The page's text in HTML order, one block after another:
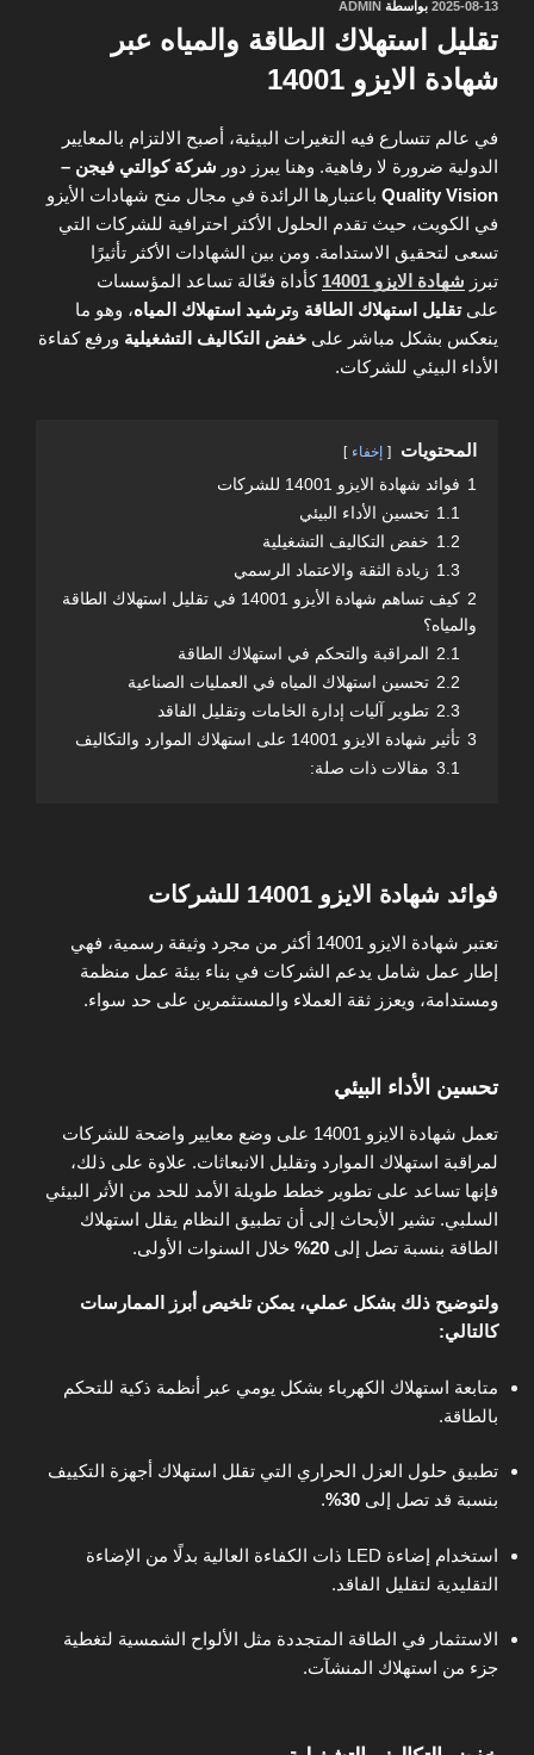
نُشر
2025-08-13 بواسطة ADMIN
تقليل استهلاك الطاقة والمياه عبر
شهادة الايزو 14001
في عالم تتسارع فيه التغيرات البيئية، أصبح الالتزام بالمعايير
الدولية ضرورة لا رفاهية. وهنا يبرز دور شركة كوالتي فيجن –
Quality Vision باعتبارها الرائدة في مجال منح شهادات الأيزو
في الكويت، حيث تقدم الحلول الأكثر احترافية للشركات التي
تسعى لتحقيق الاستدامة. ومن بين الشهادات الأكثر تأثيرًا
تبرز شهادة الايزو 14001
كأداة فعّالة تساعد المؤسسات
علىتقليل استهلاك الطاقة وترشيد استهلاك المياه، وهو ما
ينعكس بشكل مباشر على خفض التكاليف التشغيلية ورفع كفاءة
الأداء البيئي للشركات.
المحتويات إخفاء
1 فوائد شهادة الايزو 14001 للشركات
1.1 تحسين الأداء البيئي
1.2 خفض التكاليف التشغيلية
1.3 زيادة الثقة والاعتماد الرسمي
2
كيف تساهم شهادة الأيزو 14001 في تقليل استهلاك الطاقة
والمياه؟
2.1 المراقبة والتحكم في استهلاك الطاقة
2.2 تحسين استهلاك المياه في العمليات الصناعية
2.3 تطوير آليات إدارة الخامات وتقليل الفاقد
3 تأثير شهادة الايزو 14001 على استهلاك الموارد والتكاليف
3.1 مقالات ذات صلة:
فوائد شهادة الايزو 14001 للشركات
تعتبر شهادة الايزو 14001 أكثر من مجرد وثيقة رسمية، فهي
إطار عمل شامل يدعم الشركات في بناء بيئة عمل منظمة
ومستدامة، ويعزز ثقة العملاء والمستثمرين على حد سواء.
تحسين الأداء البيئي
تعمل شهادة الايزو 14001 على وضع معايير واضحة للشركات
لمراقبة استهلاك الموارد وتقليل الانبعاثات. علاوة على ذلك،
فإنها تساعد على تطوير خطط طويلة الأمد للحد من الأثر البيئي
السلبي. تشير الأبحاث إلى أن تطبيق النظام يقلل استهلاك
الطاقة بنسبة تصل إلى 20% خلال السنوات الأولى.
ولتوضيح ذلك بشكل عملي، يمكن تلخيص أبرز الممارسات
كالتالي:
متابعة استهلاك الكهرباء بشكل يومي عبر أنظمة ذكية للتحكم
بالطاقة.
تطبيق حلول العزل الحراري التي تقلل استهلاك أجهزة التكييف
بنسبة قد تصل إلى 30%
.
استخدام إضاءة LED ذات الكفاءة العالية بدلًا من الإضاءة
التقليدية لتقليل الفاقد.
الاستثمار في الطاقة المتجددة مثل الألواح الشمسية لتغطية
جزء من استهلاك المنشآت.